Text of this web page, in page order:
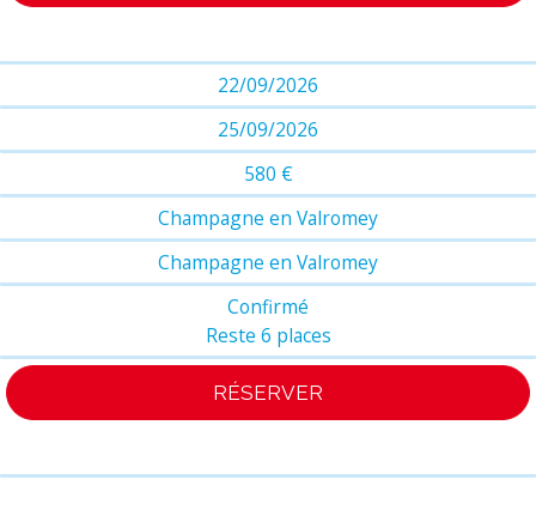
22/09/2026
25/09/2026
580 €
Champagne en Valromey
Champagne en Valromey
Confirmé
Reste 6 places
RÉSERVER